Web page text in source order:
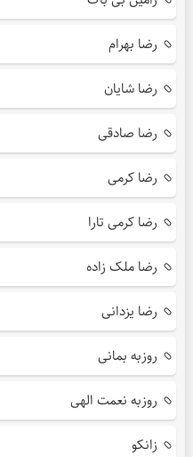
رضا بهرام
رضا شایان
رضا صادقی
رضا کرمی
رضا کرمی تارا
رضا ملک زاده
رضا یزدانی
روزبه بمانی
روزبه نعمت الهی
زانکو